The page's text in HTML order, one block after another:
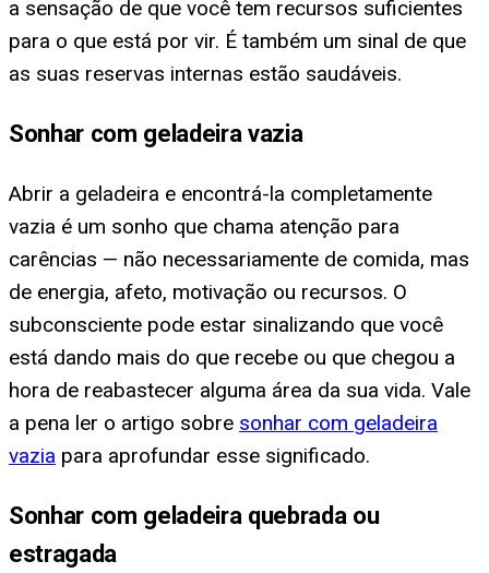
a sensação de que você tem recursos suficientes
para o que está por vir. É também um sinal de que
as suas reservas internas estão saudáveis.
Sonhar com geladeira vazia
Abrir a geladeira e encontrá-la completamente
vazia é um sonho que chama atenção para
carências — não necessariamente de comida, mas
de energia, afeto, motivação ou recursos. O
subconsciente pode estar sinalizando que você
está dando mais do que recebe ou que chegou a
hora de reabastecer alguma área da sua vida. Vale
a pena ler o artigo sobre sonhar com geladeira
vazia para aprofundar esse significado.
Sonhar com geladeira quebrada ou
estragada